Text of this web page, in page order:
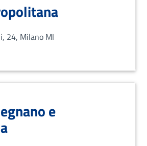
24, Milano MI
SIT AMET, CONSECTETUR ADIPISCING
e